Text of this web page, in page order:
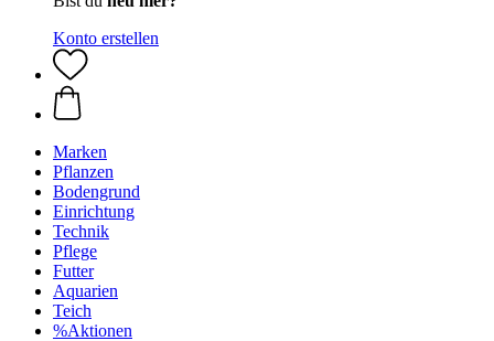
Konto erstellen
Marken
Pflanzen
Bodengrund
Einrichtung
Technik
Pflege
Futter
Aquarien
Teich
%Aktionen